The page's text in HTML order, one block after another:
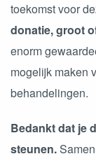
toekomst voor
donatie, groot
enorm
mogelijk maken
behandelingen.
Bedankt dat je
steunen.